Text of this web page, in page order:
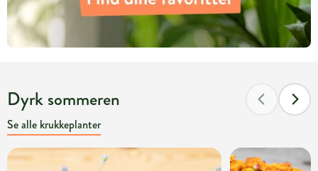
Dyrk sommeren
Se alle krukkeplanter